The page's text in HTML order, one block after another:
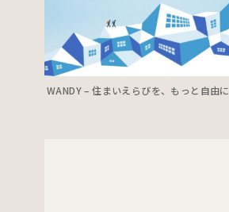
WANDY – 住まいえらびを、もっと自由に